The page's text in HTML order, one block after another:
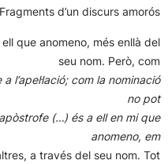
d’un discurs amorós
que anomeno, més enllà del
seu nom. Però, com
l’apel·lació; com la nominació
no pot
(…) és a ell en mi que
anomeno, em
a través del seu nom. Tot